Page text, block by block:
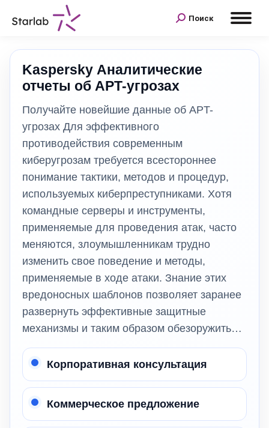
Поиск
Kaspersky Аналитические
отчеты об APT-угрозах
Получайте новейшие данные об APT-
угрозах Для эффективного
противодействия современным
киберугрозам требуется всестороннее
понимание тактики, методов и процедур,
используемых киберпреступниками. Хотя
командные серверы и инструменты,
применяемые для проведения атак, часто
меняются, злоумышленникам трудно
изменить свое поведение и методы,
применяемые в ходе атаки. Знание этих
вредоносных шаблонов позволяет заранее
развернуть эффективные защитные
механизмы и таким образом обезоружить…
Корпоративная консультация
Коммерческое предложение